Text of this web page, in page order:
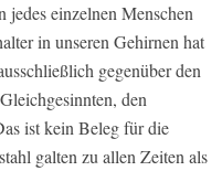
jedes einzelnen Menschen
in unseren Gehirnen hat
gegenüber den
den
ist kein Beleg für die
galten zu allen Zeiten als